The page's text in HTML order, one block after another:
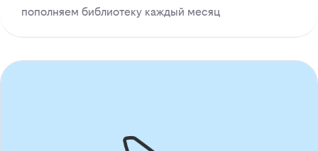
пополняем библиотеку каждый месяц